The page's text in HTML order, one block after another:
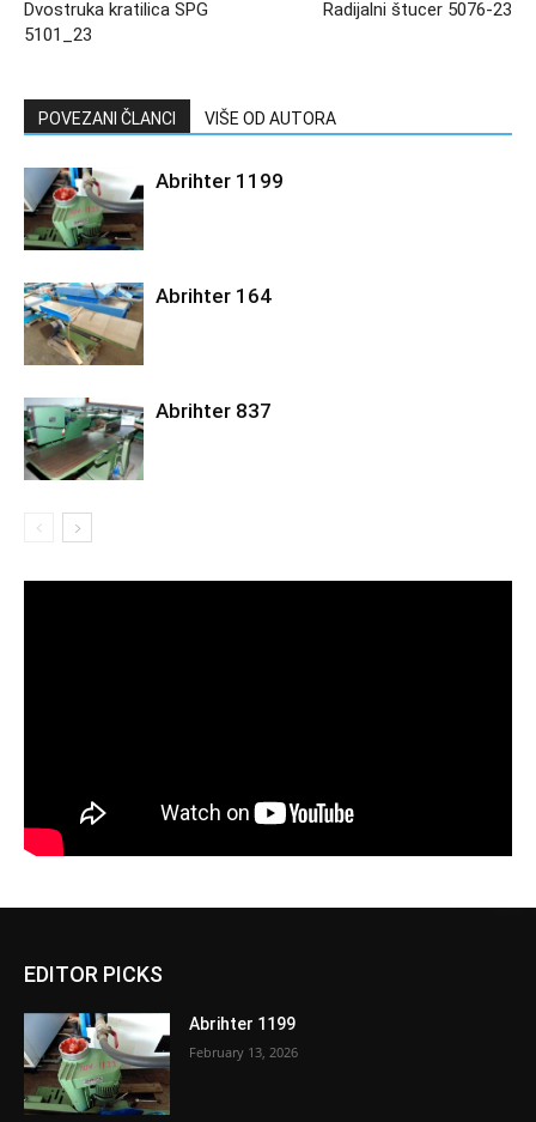
Dvostruka kratilica SPG
5101_23
Radijalni štucer 5076-23
POVEZANI ČLANCI VIŠE OD AUTORA
Abrihter 1199
Abrihter 164
Abrihter 837
EDITOR PICKS
Abrihter 1199
February 13, 2026